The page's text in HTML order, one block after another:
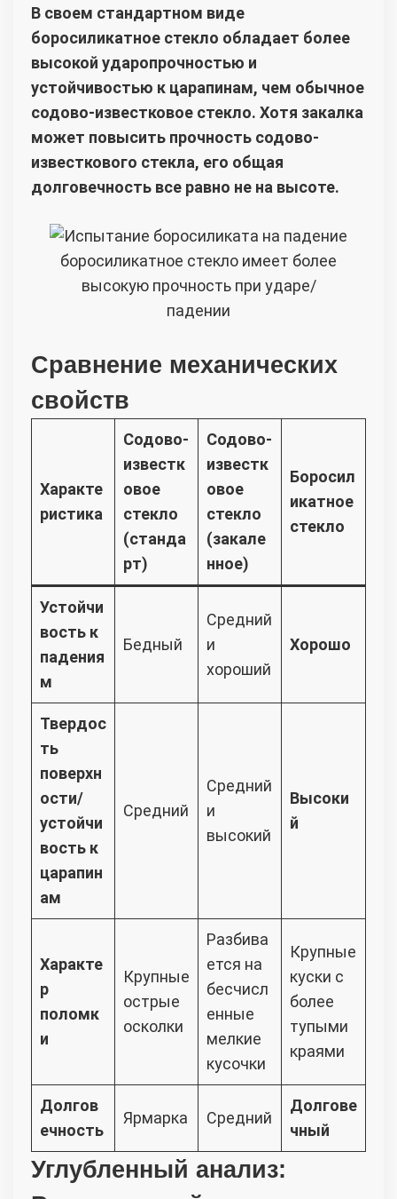
В своем стандартном виде
боросиликатное стекло обладает более
высокой ударопрочностью и
устойчивостью к царапинам, чем обычное
содово-известковое стекло. Хотя закалка
может повысить прочность содово-
известкового стекла, его общая
долговечность все равно не на высоте.
боросиликатное стекло имеет более
высокую прочность при ударе/
падении
Сравнение механических
свойств
Характе
ристика
Содово-
известк
овое
стекло
(станда
рт)
Содово-
известк
овое
стекло
(закале
нное)
Боросил
икатное
стекло
Устойчи
вость к
падения
м
Бедный
Средний
и
хороший
Хорошо
Твердос
ть
поверхн
ости/
устойчи
вость к
царапин
ам
Средний
Средний
и
высокий
Высоки
й
Характе
р
поломк
и
Крупные
острые
осколки
Разбива
ется на
бесчисл
енные
мелкие
кусочки
Крупные
куски с
более
тупыми
краями
Долгов
ечность
Ярмарка Средний
Долгове
чный
Углубленный анализ: